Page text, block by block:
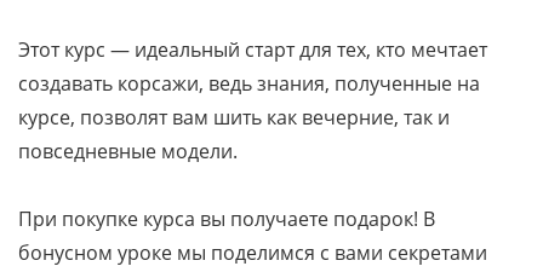
Этот курс — идеальный старт для тех, кто мечтает
создавать корсажи, ведь знания, полученные на
курсе, позволят вам шить как вечерние, так и
повседневные модели.
При покупке курса вы получаете подарок! В
бонусном уроке мы поделимся с вами секретами